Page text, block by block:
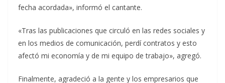
fecha acordada», informó el cantante.
«Tras las publicaciones que circuló en las redes sociales y
en los medios de comunicación, perdí contratos y esto
afectó mi economía y de mi equipo de trabajo», agregó.
Finalmente, agradeció a la gente y los empresarios que